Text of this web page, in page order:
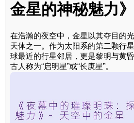
金星的神秘魅力》
在浩瀚的夜空中，金星以其夺目的
天体之一。作为太阳系的第二颗行
球最近的行星邻居，更是黎明与黄
古人称为“启明星”或“长庚星”。